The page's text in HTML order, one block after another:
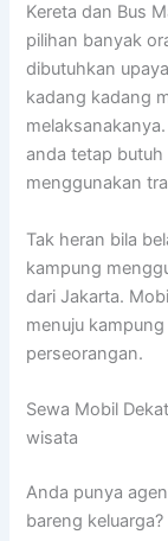
Kereta dan Bus
pilihan banyak
dibutuhkan
kadang kadang
anda tetap
menggunakan
Tak heran bila
kampung
dari Jakarta.
menuju
perseorangan.
Sewa Mobil
wisata
Anda punya
bareng